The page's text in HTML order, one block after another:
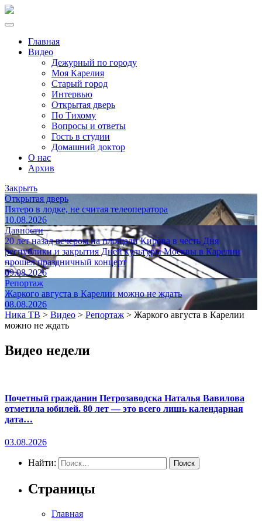
Главная
Видео
Дежурный по городу
Моя Карелия
Старый город
Интервью
Открытая дверь
По Тихому
Вопросы и ответы
Гость в студии
Домашний доктор
О нас
Архив
Закрыть
Открытая дверь
Пятеро в лодке, не считая телеоператора
10.08.2026
Давности
20 лет назад вечером на площади Кирова в честь Дня
республики и закрытия Дней культуры Москвы в Карелии
прошел праздничный концерт
09.08.2026
Репортаж
Жаркого августа в Карелии можно не ждать
08.08.2026
Ника ТВ > Видео > Репортаж > Жаркого августа в Карелии
можно не ждать
Видео недели
Почетный гражданин Петрозаводска Наталья Вавилова
отметила юбилей. 80 лет — это всего лишь календарная
дата…
03.08.2026
Найти:
Страницы
Главная